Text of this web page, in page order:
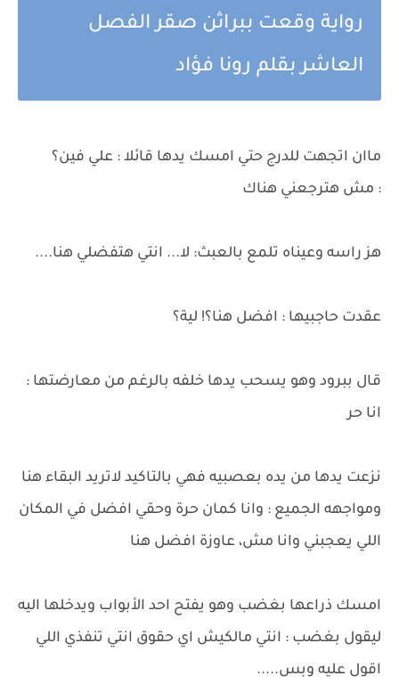
رواية وقعت ببراثن صقر الفصل
العاشر بقلم رونا فؤاد
ماان اتجهت للدرج حتي امسك يدها قائلا : علي فين؟
: مش هترجعني هناك
هز راسه وعيناه تلمع بالعبث: لا... انتي هتفضلي هنا....
عقدت حاجبيها : افضل هنا؟! لية؟
قال ببرود وهو يسحب يدها خلفه بالرغم من معارضتها :
انا حر
نزعت يدها من يده بعصبيه فهي بالتاكيد لاتريد البقاء هنا
ومواجهه الجميع : وانا كمان حرة وحقي افضل في المكان
اللي يعجبني وانا مش، عاوزة افضل هنا
امسك ذراعها بغضب وهو يفتح احد الأبواب ويدخلها اليه
ليقول بغضب : انتي مالكيش اي حقوق انتي تنفذي اللي
اقول عليه وبس.....